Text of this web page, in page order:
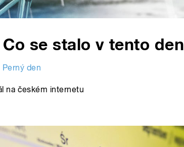
se stalo v tento den
Perný den
na českém internetu